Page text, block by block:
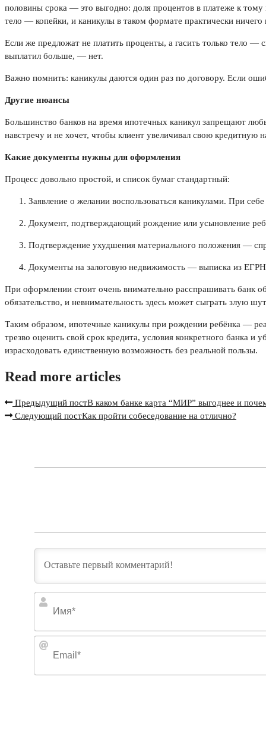
половины срока — это выгодно: доля процентов в платеже к
тело — копейки, и каникулы в таком формате практически ничего
Если же предложат не платить проценты, а гасить только тело —
выплатил больше, — нет.
Важно помнить: каникулы даются один раз по договору. Если
Другие нюансы
Большинство банков на время ипотечных каникул запрещают
навстречу и не хочет, чтобы клиент увеличивал свою кредитную
Какие документы нужны для оформления
Процесс довольно простой, и список бумаг стандартный:
Заявление о желании воспользоваться каникулами. При
Документ, подтверждающий рождение или усыновление
Подтверждение ухудшения материального положения —
Документы на залоговую недвижимость — выписка из ЕГРН
При оформлении стоит очень внимательно расспрашивать банк
обязательство, и невнимательность здесь может сыграть злую
Таким образом, ипотечные каникулы при рождении ребёнка —
трезво оценить свой срок кредита, условия конкретного банка
израсходовать единственную возможность без реальной пользы.
Read more articles
Предыдущий постВ каком банке карта “МИР” выгоднее и
Следующий постКак пройти собеседование на отлично?